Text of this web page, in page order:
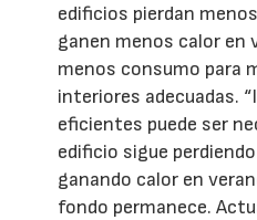
edificios pierdan
ganen menos calor en
menos consumo para
interiores adecuadas.
eficientes puede ser
edificio sigue
ganando calor en
fondo permanece.